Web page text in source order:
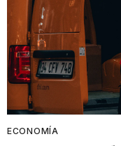
ECONOMÍA